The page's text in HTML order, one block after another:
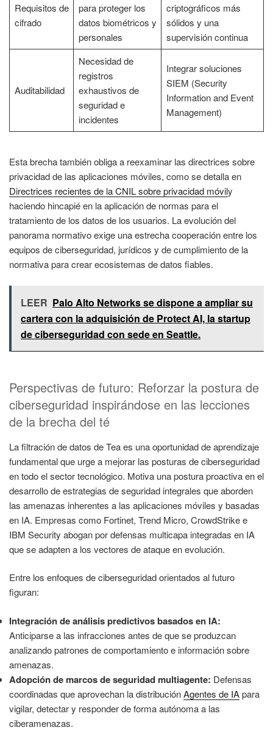
Requisitos de
cifrado
para proteger los
datos biométricos y
personales
criptográficos más
sólidos y una
supervisión continua
Auditabilidad
Necesidad de
registros
exhaustivos de
seguridad e
incidentes
Integrar soluciones
SIEM (Security
Information and Event
Management)
Esta brecha también obliga a reexaminar las directrices sobre
privacidad de las aplicaciones móviles, como se detalla en
Directrices recientes de la CNIL sobre privacidad móvily
haciendo hincapié en la aplicación de normas para el
tratamiento de los datos de los usuarios. La evolución del
panorama normativo exige una estrecha cooperación entre los
equipos de ciberseguridad, jurídicos y de cumplimiento de la
normativa para crear ecosistemas de datos fiables.
LEER Palo Alto Networks se dispone a ampliar su
cartera con la adquisición de Protect AI, la startup
de ciberseguridad con sede en Seattle.
Perspectivas de futuro: Reforzar la postura de
ciberseguridad inspirándose en las lecciones
de la brecha del té
La filtración de datos de Tea es una oportunidad de aprendizaje
fundamental que urge a mejorar las posturas de ciberseguridad
en todo el sector tecnológico. Motiva una postura proactiva en el
desarrollo de estrategias de seguridad integrales que aborden
las amenazas inherentes a las aplicaciones móviles y basadas
en IA. Empresas como Fortinet, Trend Micro, CrowdStrike e
IBM Security abogan por defensas multicapa integradas en IA
que se adapten a los vectores de ataque en evolución.
Entre los enfoques de ciberseguridad orientados al futuro
figuran:
Integración de análisis predictivos basados en IA:
Anticiparse a las infracciones antes de que se produzcan
analizando patrones de comportamiento e información sobre
amenazas.
Adopción de marcos de seguridad multiagente: Defensas
coordinadas que aprovechan la distribuciónAgentes de IApara
vigilar, detectar y responder de forma autónoma a las
ciberamenazas.